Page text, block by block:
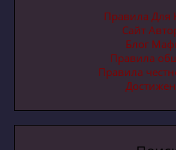
Правила Для
Сайт
Блог
Правила
Правила